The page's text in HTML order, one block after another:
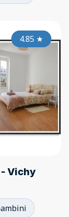
4.85 ★
- Vichy